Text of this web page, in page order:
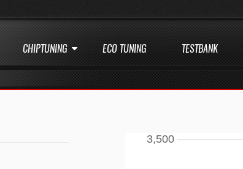
CHIPTUNING ECO TUNING TESTBANK